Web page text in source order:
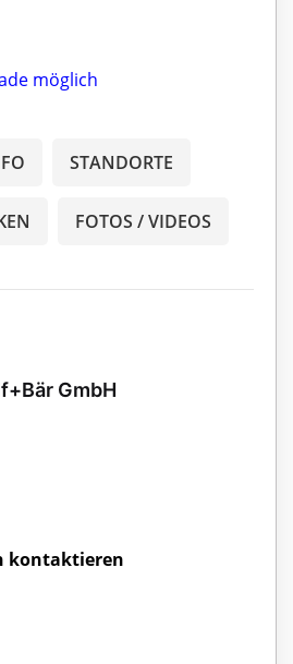
möglich
STANDORTE
FOTOS / VIDEOS
GmbH
kontaktieren